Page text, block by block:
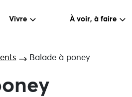
Vivre À voir, à faire
Balade à poney